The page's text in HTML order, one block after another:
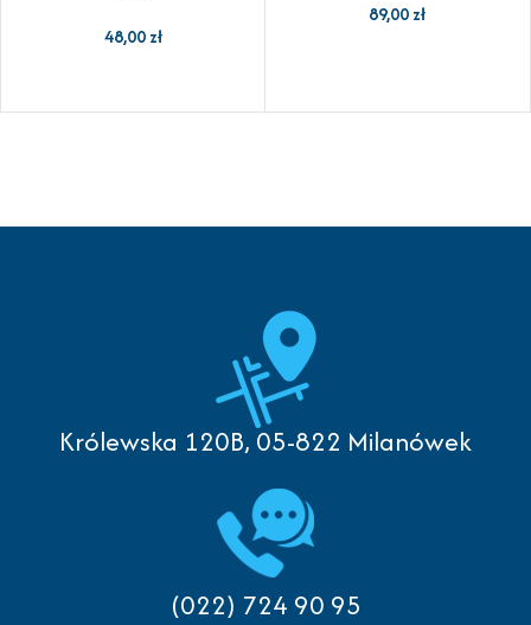
48,00zł
89,00zł
Królewska 120B, 05-822 Milanówek
(022) 724 90 95